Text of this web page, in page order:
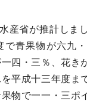
産省が推計しま
で青果物が六九
四・三％、花き
平成十三年度ま
物で一一・三ポ